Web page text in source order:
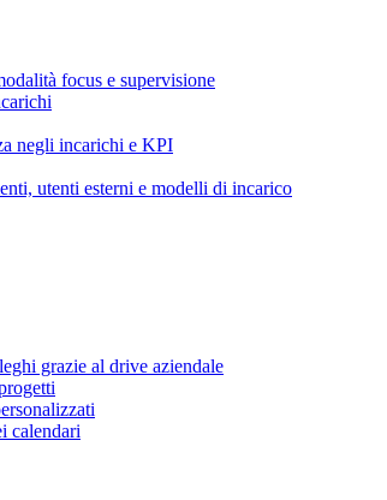
focus e supervisione
negli incarichi e KPI
utenti esterni e modelli di incarico
grazie al drive aziendale
calendari